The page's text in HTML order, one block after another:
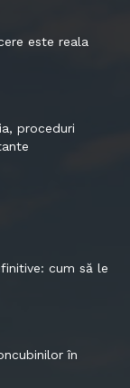
este reala
proceduri
cum să le
în